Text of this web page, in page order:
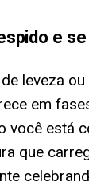
e
leveza
em
você está
que